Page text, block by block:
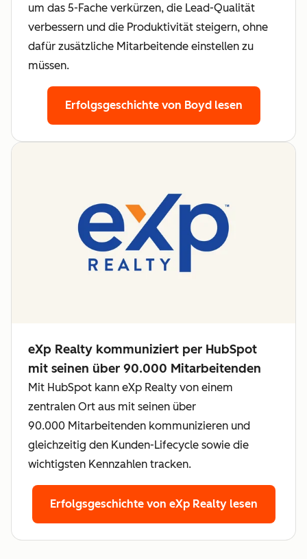
um das 5-Fache verkürzen, die Lead-Qualität
verbessern und die Produktivität steigern, ohne
dafür zusätzliche Mitarbeitende einstellen zu
müssen.
Erfolgsgeschichte von Boyd lesen
eXp Realty kommuniziert per HubSpot
mit seinen über 90.000 Mitarbeitenden
Mit HubSpot kann eXp Realty von einem
zentralen Ort aus mit seinen über
90.000 Mitarbeitenden kommunizieren und
gleichzeitig den Kunden-Lifecycle sowie die
wichtigsten Kennzahlen tracken.
Erfolgsgeschichte von eXp Realty lesen